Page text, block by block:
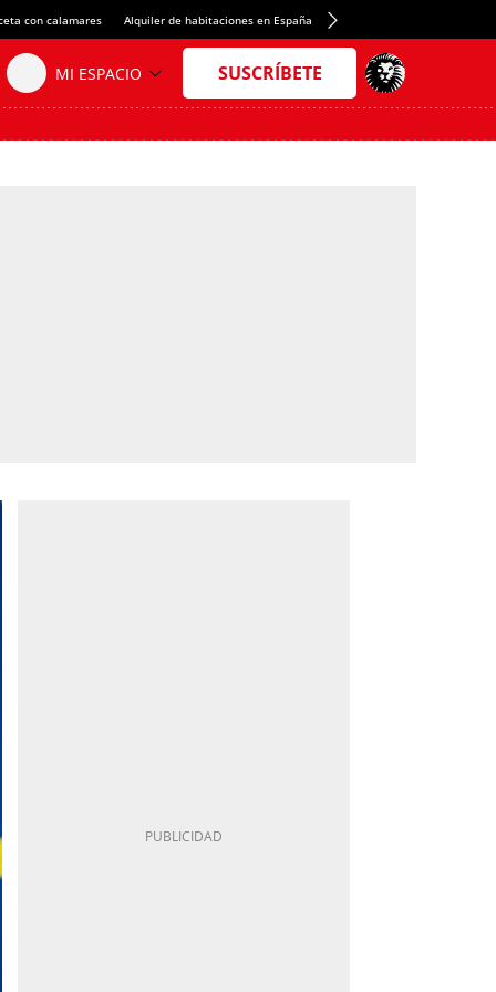
con calamares Alquiler de habitaciones en España Crédito del Spotify Camp Nou